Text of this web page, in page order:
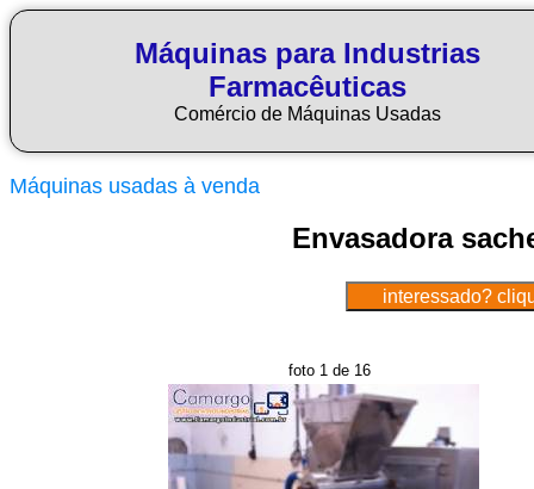
Máquinas para Industrias
Farmacêuticas
Comércio de Máquinas Usadas
Máquinas usadas à venda
Envasadora
foto 1 de 16